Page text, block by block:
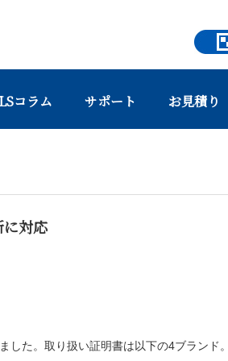
コラム サポート お見積り
対応
した。取り扱い証明書は以下の4ブランド